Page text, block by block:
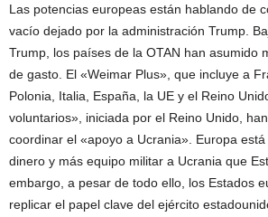
Las potencias europeas están hablando de
vacío dejado por la administración Trump.
Trump, los países de la OTAN han asumido
de gasto. El «Weimar Plus», que incluye a
Polonia, Italia, España, la UE y el Reino
voluntarios», iniciada por el Reino Unido,
coordinar el «apoyo a Ucrania». Europa
dinero y más equipo militar a Ucrania que
embargo, a pesar de todo ello, los Estados
replicar el papel clave del ejército